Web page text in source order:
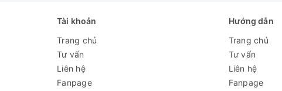
Tài khoản
Trang chủ
Tư vấn
Liên hệ
Fanpage
Hướng dẫn
Trang chủ
Tư vấn
Liên hệ
Fanpage